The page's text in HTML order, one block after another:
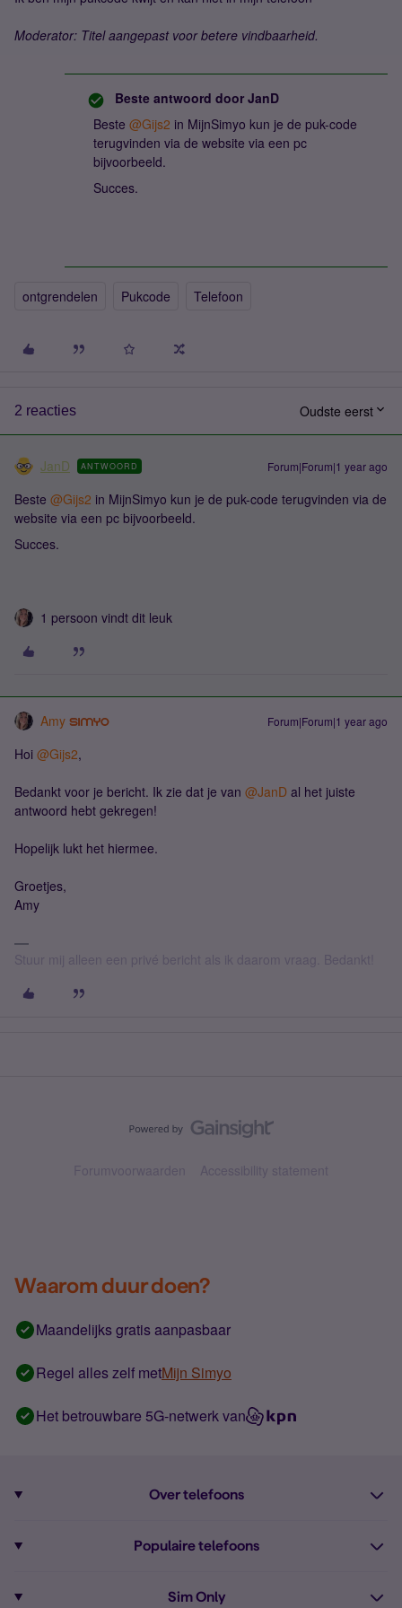
Moderator: Titel aangepast voor betere vindbaarheid.
Beste antwoord door JanD
Beste ​ @Gijs2 in MijnSimyo kun je de puk-code
terugvinden via de website via een pc
bijvoorbeeld.
Succes.
ontgrendelen Pukcode Telefoon
2 reacties Oudste eerst
JanD ANTWOORD Forum|Forum|1 year ago
Beste ​ @Gijs2 in MijnSimyo kun je de puk-code terugvinden via de
website via een pc bijvoorbeeld.
Succes.
1 persoon vindt dit leuk
Amy Forum|Forum|1 year ago
Hoi ​ @Gijs2,
Bedankt voor je bericht. Ik zie dat je van ​ @JanD al het juiste
antwoord hebt gekregen!
Hopelijk lukt het hiermee.
Groetjes,
Amy
Stuur mij alleen een privé bericht als ik daarom vraag. Bedankt!
Forumvoorwaarden Accessibility statement
Waarom duur doen?
Maandelijks gratis aanpasbaar
Regel alles zelf metMijn Simyo
Het betrouwbare 5G-netwerk van
Over telefoons
Alle telefoons
Populaire telefoons
Sim Only